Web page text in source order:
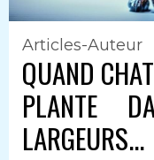
Articles-Auteur
QUAND
PLANTE
LARGEURS...